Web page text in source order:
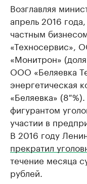
Возглавляя
апрель 2016
частным
«Техносервис»,
«Монитрон»
ООО «Беляевка
энергетическая
«Беляевка» (8
фигурантом
участии в
В 2016 году
прекратил
течение месяца
рублей.